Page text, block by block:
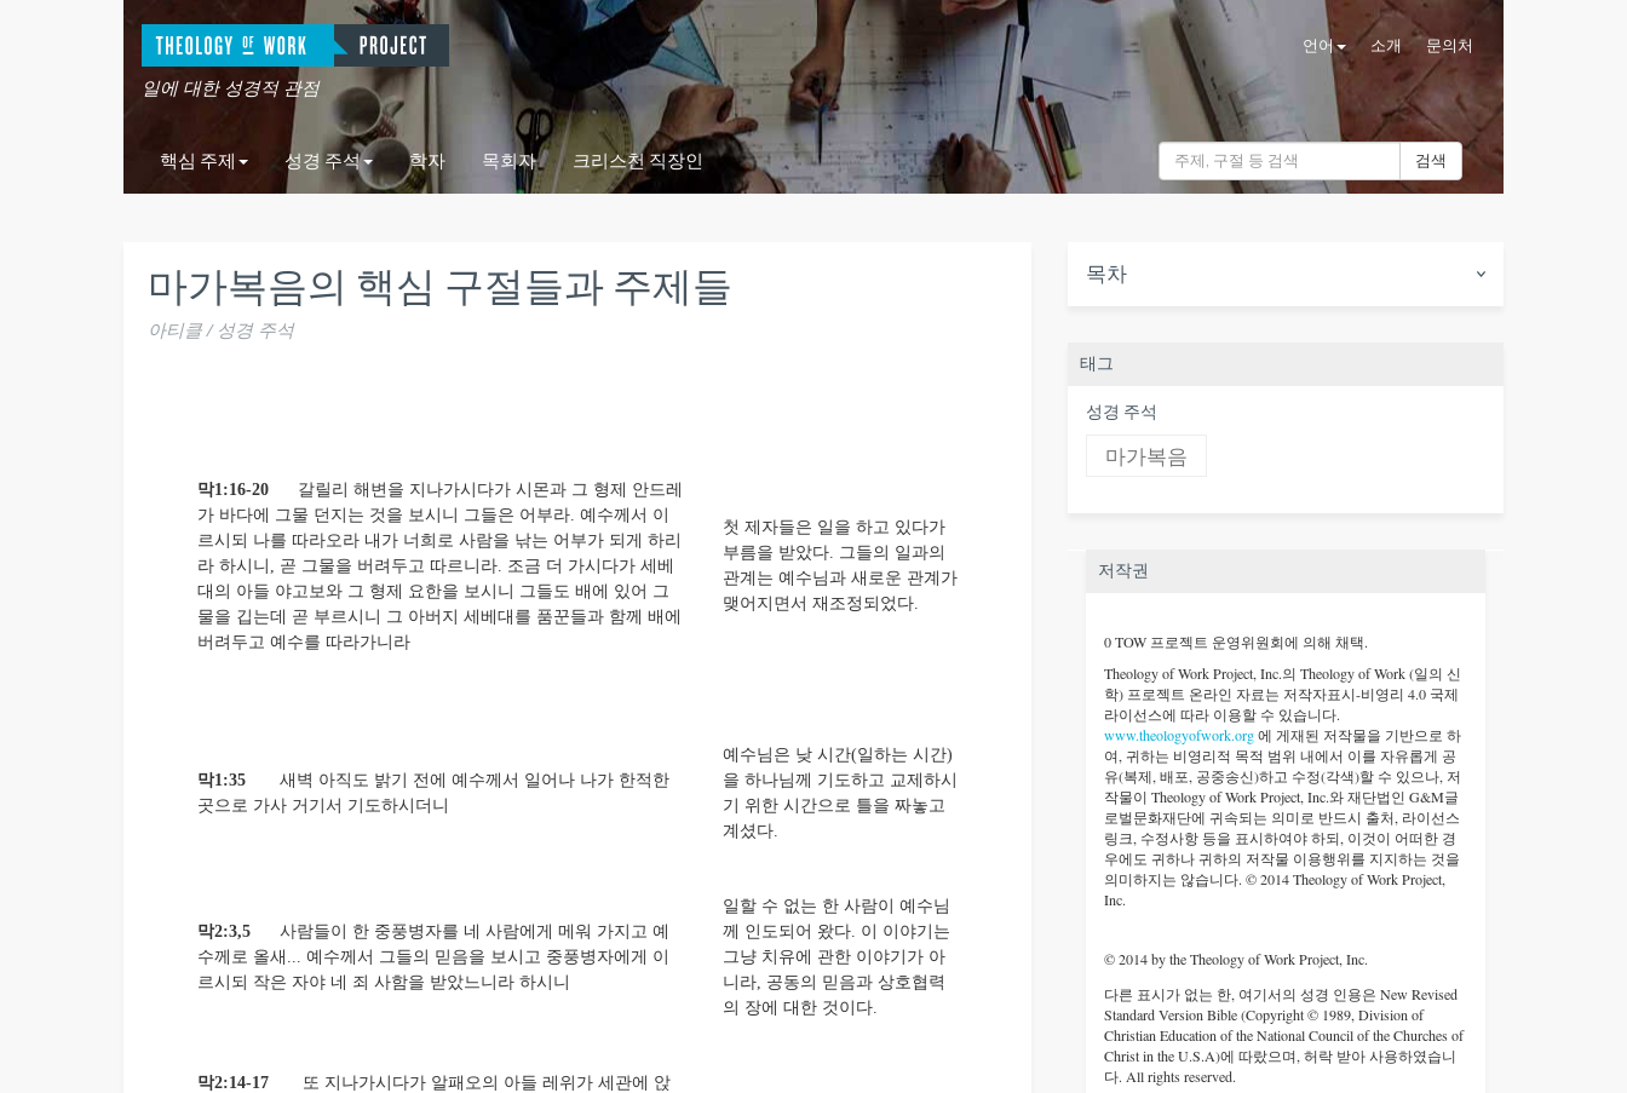
언어 소개 문의처
일에 대한 성경적 관점
검색
핵심 주제 성경 주석 학자 목회자 크리스천 직장인
목차
태그
성경 주석
마가복음
저작권
0 TOW 프로젝트 운영위원회에 의해 채택.
Theology of Work Project, Inc.의 Theology of Work (일의 신
학) 프로젝트 온라인 자료는 저작자표시-비영리 4.0 국제
라이선스에 따라 이용할 수 있습니다.
www.theologyofwork.org에 게재된 저작물을 기반으로 하
여, 귀하는 비영리적 목적 범위 내에서 이를 자유롭게 공
유(복제, 배포, 공중송신)하고 수정(각색)할 수 있으나, 저
작물이 Theology of Work Project, Inc.와 재단법인 G&M글
로벌문화재단에 귀속되는 의미로 반드시 출처, 라이선스
링크, 수정사항 등을 표시하여야 하되, 이것이 어떠한 경
우에도 귀하나 귀하의 저작물 이용행위를 지지하는 것을
의미하지는 않습니다. © 2014 Theology of Work Project,
Inc.
© 2014 by the Theology of Work Project, Inc.
다른 표시가 없는 한, 여기서의 성경 인용은 New Revised
Standard Version Bible (Copyright © 1989, Division of
Christian Education of the National Council of the Churches of
Christ in the U.S.A)에 따랐으며, 허락 받아 사용하였습니
다. All rights reserved.
마가복음의 핵심 구절들과 주제들
아티클 / 성경 주석
막1:16-20 갈릴리 해변을 지나가시다가 시몬과 그 형제 안드레
가 바다에 그물 던지는 것을 보시니 그들은 어부라. 예수께서 이
르시되 나를 따라오라 내가 너희로 사람을 낚는 어부가 되게 하리
라 하시니, 곧 그물을 버려두고 따르니라. 조금 더 가시다가 세베
대의 아들 야고보와 그 형제 요한을 보시니 그들도 배에 있어 그
물을 깁는데 곧 부르시니 그 아버지 세베대를 품꾼들과 함께 배에
버려두고 예수를 따라가니라
첫 제자들은 일을 하고 있다가
부름을 받았다. 그들의 일과의
관계는 예수님과 새로운 관계가
맺어지면서 재조정되었다.
막1:35 새벽 아직도 밝기 전에 예수께서 일어나 나가 한적한
곳으로 가사 거기서 기도하시더니
예수님은 낮 시간(일하는 시간)
을 하나님께 기도하고 교제하시
기 위한 시간으로 틀을 짜놓고
계셨다.
막2:3,5 사람들이 한 중풍병자를 네 사람에게 메워 가지고 예
수께로 올새... 예수께서 그들의 믿음을 보시고 중풍병자에게 이
르시되 작은 자야 네 죄 사함을 받았느니라 하시니
일할 수 없는 한 사람이 예수님
께 인도되어 왔다. 이 이야기는
그냥 치유에 관한 이야기가 아
니라, 공동의 믿음과 상호협력
의 장에 대한 것이다.
막2:14-17 또 지나가시다가 알패오의 아들 레위가 세관에 앉